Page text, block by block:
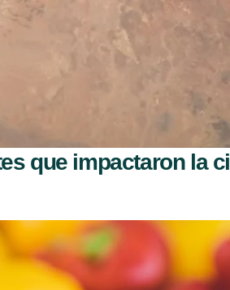
que impactaron la